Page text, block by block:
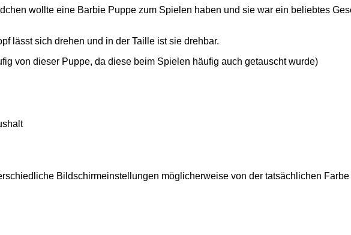
wollte eine Barbie Puppe zum Spielen haben und sie war ein beliebtes
lässt sich drehen und in der Taille ist sie drehbar.
von dieser Puppe, da diese beim Spielen häufig auch getauscht wurde)
Bildschirmeinstellungen möglicherweise von der tatsächlichen